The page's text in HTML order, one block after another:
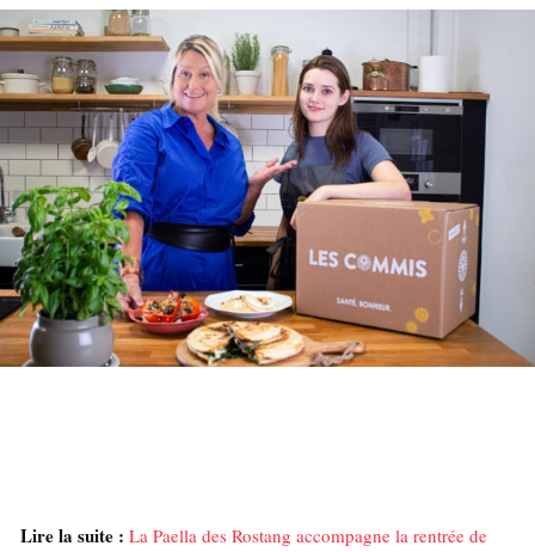
Lire la suite : La Paella des Rostang accompagne la rentrée de